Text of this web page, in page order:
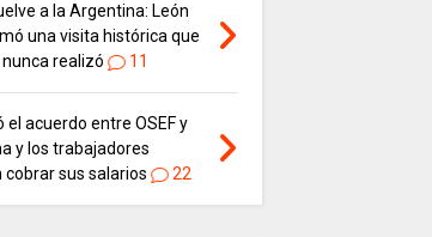
a la Argentina: León
una visita histórica que
nunca realizó
11
el acuerdo entre OSEF y
y los trabajadores
cobrar sus salarios
22